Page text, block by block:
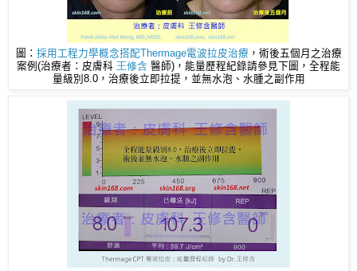
圖： 採用工程力學概念搭配Thermage電波拉皮治療 ，術後五個月之治療
案例(治療者：皮膚科 王修含 醫師)，能量歷程紀錄請參見下圖，全程能
量級別8.0，治療後立即拉提，並無水泡、水腫之副作用